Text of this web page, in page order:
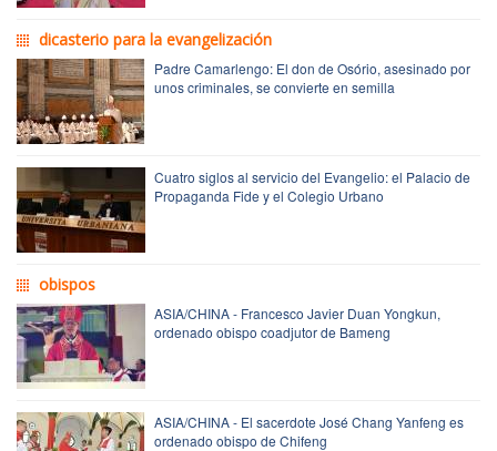
dicasterio para la evangelización
Padre Camarlengo: El don de Osório, asesinado por
unos criminales, se convierte en semilla
Cuatro siglos al servicio del Evangelio: el Palacio de
Propaganda Fide y el Colegio Urbano
obispos
ASIA/CHINA - Francesco Javier Duan Yongkun,
ordenado obispo coadjutor de Bameng
ASIA/CHINA - El sacerdote José Chang Yanfeng es
ordenado obispo de Chifeng